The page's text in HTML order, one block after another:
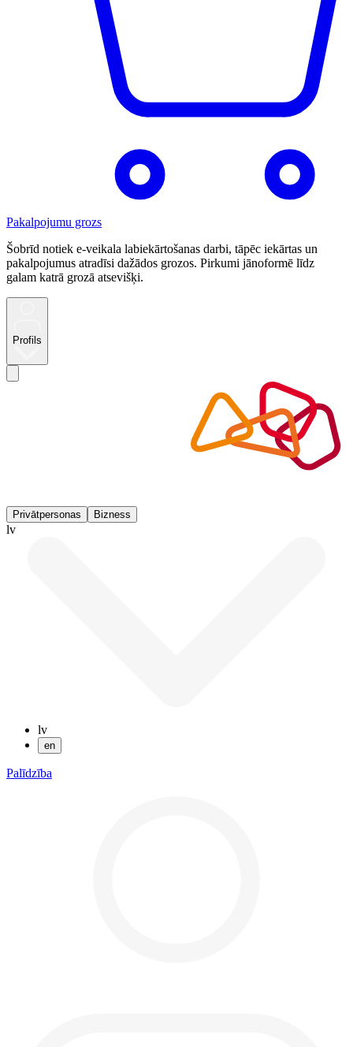
Pakalpojumu grozs
Šobrīd notiek e-veikala labiekārtošanas darbi, tāpēc iekārtas un
pakalpojumus atradīsi dažādos grozos. Pirkumi jānoformē līdz
galam katrā grozā atsevišķi.
Profils
Privātpersonas Bizness
lv
lv
en
Palīdzība